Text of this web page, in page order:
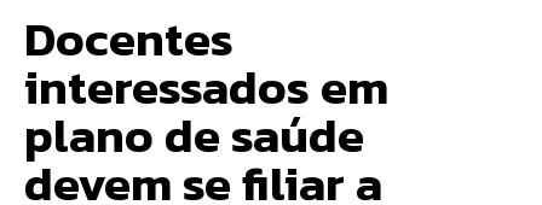
Docentes
interessados em
plano de saúde
devem se filiar a